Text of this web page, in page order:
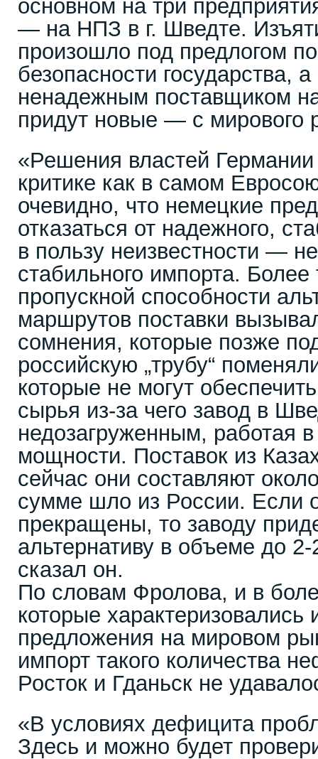
основном на три
— на НПЗ в г. Шведте.
произошло под предлогом
безопасности государства,
ненадежным поставщиком
придут новые — с мирового
«Решения властей
критике как в самом
очевидно, что немецкие
отказаться от надежного,
в пользу неизвестности —
стабильного импорта. Более
пропускной способности
маршрутов поставки
сомнения, которые позже
российскую „трубу“
которые не могут
сырья из-за чего завод в
недозагруженным, работая
мощности. Поставок из
сейчас они составляют
сумме шло из России. Если
прекращены, то заводу
альтернативу в объеме до
сказал он.
По словам Фролова, и в
которые
предложения на мировом
импорт такого количества
Росток и Гданьск не
«В условиях дефицита
Здесь и можно будет